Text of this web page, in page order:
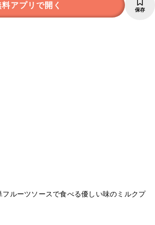
アプリで開く 保存
フルーツソースで食べる優しい味のミルクプ